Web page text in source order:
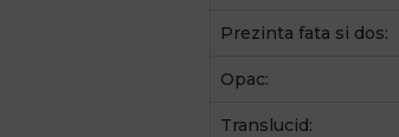
Prezinta fata si dos:
Opac:
Translucid: